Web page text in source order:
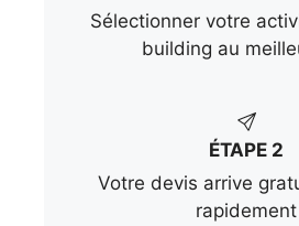
Sélectionner votre
building au
ÉTAPE 2
Votre devis arrive
rapidement